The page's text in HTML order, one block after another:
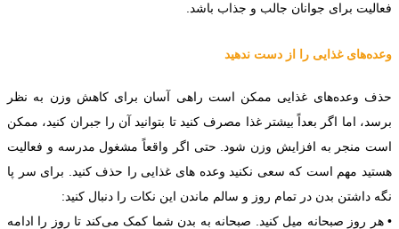
فعالیت برای جوانان جالب و جذاب باشد.
وعده‌های غذایی را از دست ندهید
حذف وعده‌های غذایی ممکن است راهی آسان برای کاهش وزن به نظر
برسد، اما اگر بعداً بیشتر غذا مصرف کنید تا بتوانید آن را جبران کنید، ممکن
است منجر به افزایش وزن شود. حتی اگر واقعاً مشغول مدرسه و فعالیت
هستید مهم است که سعی نکنید وعده های غذایی را حذف کنید. برای سر پا
نگه داشتن بدن در تمام روز و سالم ماندن این نکات را دنبال کنید:
• هر روز صبحانه میل کنید. صبحانه به بدن شما کمک می‌کند تا روز را ادامه